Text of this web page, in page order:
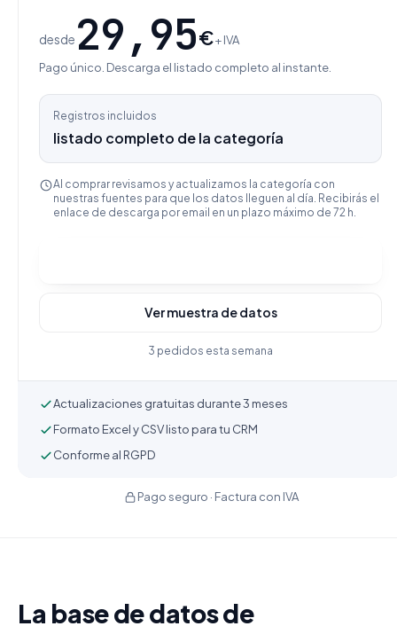
desde 29,95€+ IVA
Pago único. Descarga el listado completo al instante.
Registros incluidos
listado completo de la categoría
Al comprar revisamos y actualizamos la categoría con
nuestras fuentes para que los datos lleguen al día. Recibirás el
enlace de descarga por email en un plazo máximo de 72 h.
Ver muestra de datos
3 pedidos esta semana
Actualizaciones gratuitas durante 3 meses
Formato Excel y CSV listo para tu CRM
Conforme al RGPD
Pago seguro · Factura con IVA
La base de datos de